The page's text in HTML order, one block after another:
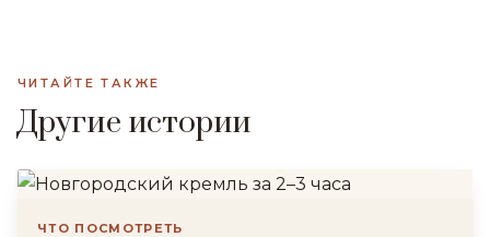
ЧИТАЙТЕ ТАКЖЕ
Другие истории
ЧТО ПОСМОТРЕТЬ